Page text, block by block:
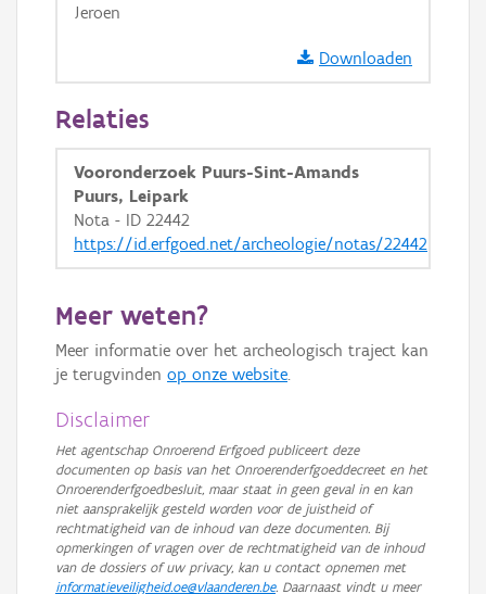
GRB-Basiskaart
GRB-Basiskaart in grijswaarden
Jeroen
Downloaden
Relaties
Vooronderzoek Puurs-Sint-Amands
Puurs, Leipark
Nota - ID 22442
https://id.erfgoed.net/archeologie/notas/22442
Meer weten?
Meer informatie over het archeologisch traject kan
je terugvinden op onze website.
Disclaimer
Het agentschap Onroerend Erfgoed publiceert deze
documenten op basis van het Onroerenderfgoeddecreet en het
Onroerenderfgoedbesluit, maar staat in geen geval in en kan
niet aansprakelijk gesteld worden voor de juistheid of
rechtmatigheid van de inhoud van deze documenten. Bij
opmerkingen of vragen over de rechtmatigheid van de inhoud
van de dossiers of uw privacy, kan u contact opnemen met
informatieveiligheid.oe@vlaanderen.be. Daarnaast vindt u meer